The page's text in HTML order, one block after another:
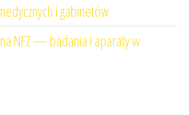
i gabinetów
NFZ — badania i aparaty w